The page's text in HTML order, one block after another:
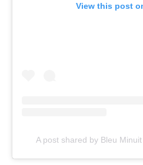
View this post
A post shared by Bleu